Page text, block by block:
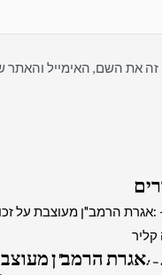
זה את השם, האימייל
2650 – :אגרת הרמב"ן